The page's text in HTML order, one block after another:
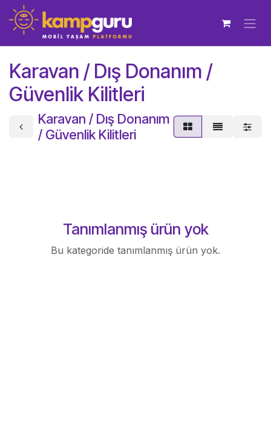
İçereği Atla
Karavan / Dış Donanım /
Güvenlik Kilitleri
Karavan / Dış Donanım
/ Güvenlik Kilitleri
Tanımlanmış ürün yok
Bu kategoride tanımlanmış ürün yok.